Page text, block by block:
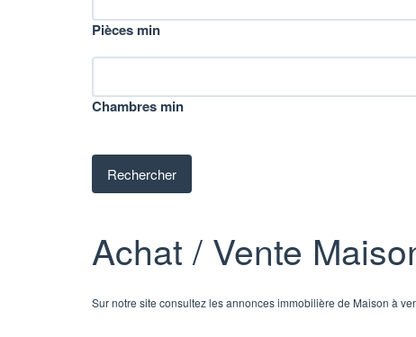
Pièces min
Chambres min
Achat / Vente
Sur notre site consultez les annonces immobilière de Maison à